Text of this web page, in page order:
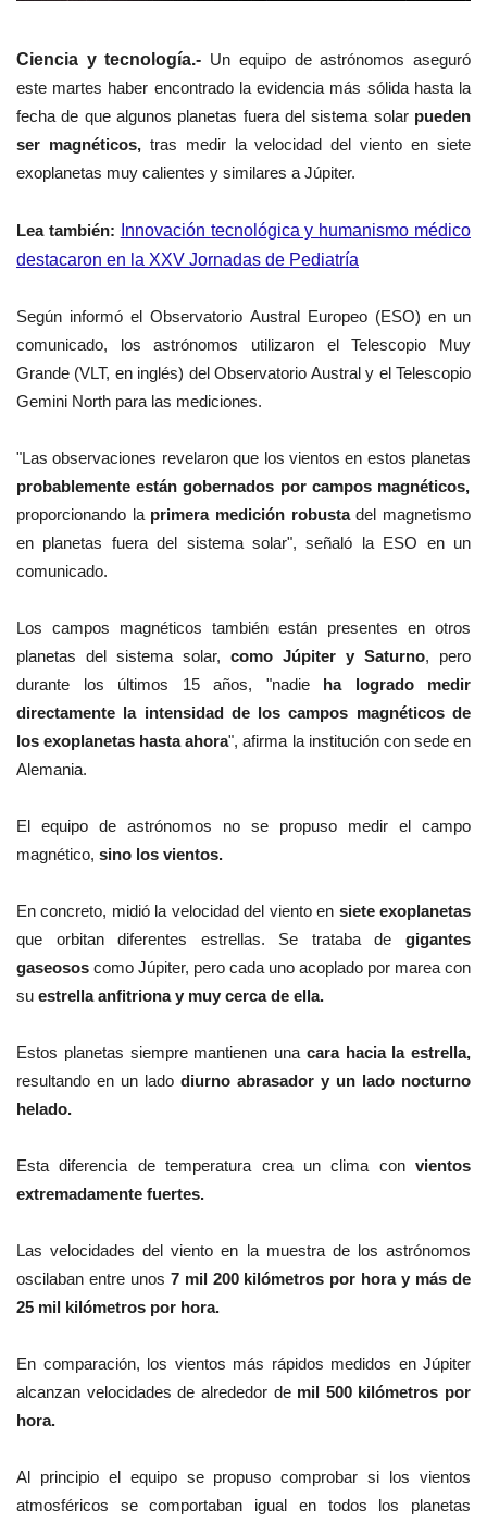
Ciencia y tecnología.- Un equipo de astrónomos aseguró
este martes haber encontrado la evidencia más sólida hasta la
fecha de que algunos planetas fuera del sistema solarpueden
ser magnéticos, tras medir la velocidad del viento en siete
exoplanetas muy calientes y similares a Júpiter.
Lea también:
Innovación tecnológica y humanismo médico
destacaron en la XXV Jornadas de Pediatría
Según informó el Observatorio Austral Europeo (ESO) en un
comunicado, los astrónomos utilizaron el Telescopio Muy
Grande (VLT, en inglés) del Observatorio Austral y el Telescopio
Gemini North para las mediciones.
"Las observaciones revelaron que los vientos en estos planetas
probablemente están gobernados por campos magnéticos,
proporcionando la primera medición robustadel magnetismo
en planetas fuera del sistema solar", señaló la ESO en un
comunicado.
Los campos magnéticos también están presentes en otros
planetas del sistema solar, como Júpiter y Saturno, pero
durante los últimos 15 años, "nadieha logrado medir
directamente la intensidad de los campos magnéticos de
los exoplanetas hasta ahora", afirma la institución con sede en
Alemania.
El equipo de astrónomos no se propuso medir el campo
magnético, sino los vientos.
En concreto, midió la velocidad del viento en siete exoplanetas
que orbitan diferentes estrellas. Se trataba de gigantes
gaseosos como Júpiter, pero cada uno acoplado por marea con
su estrella anfitriona y muy cerca de ella.
Estos planetas siempre mantienen una cara hacia la estrella,
resultando en un lado diurno abrasador y un lado nocturno
helado.
Esta diferencia de temperatura crea un clima con vientos
extremadamente fuertes.
Las velocidades del viento en la muestra de los astrónomos
oscilaban entre unos 7 mil 200 kilómetros por hora y más de
25 mil kilómetros por hora.
En comparación, los vientos más rápidos medidos en Júpiter
alcanzan velocidades de alrededor de mil 500 kilómetros por
hora.
Al principio el equipo se propuso comprobar si los vientos
atmosféricos se comportaban igual en todos los planetas